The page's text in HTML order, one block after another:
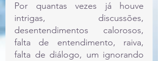
Por quantas vezes já houve
intrigas, discussões,
desentendimentos calorosos,
falta de entendimento, raiva,
falta de diálogo, um ignorando